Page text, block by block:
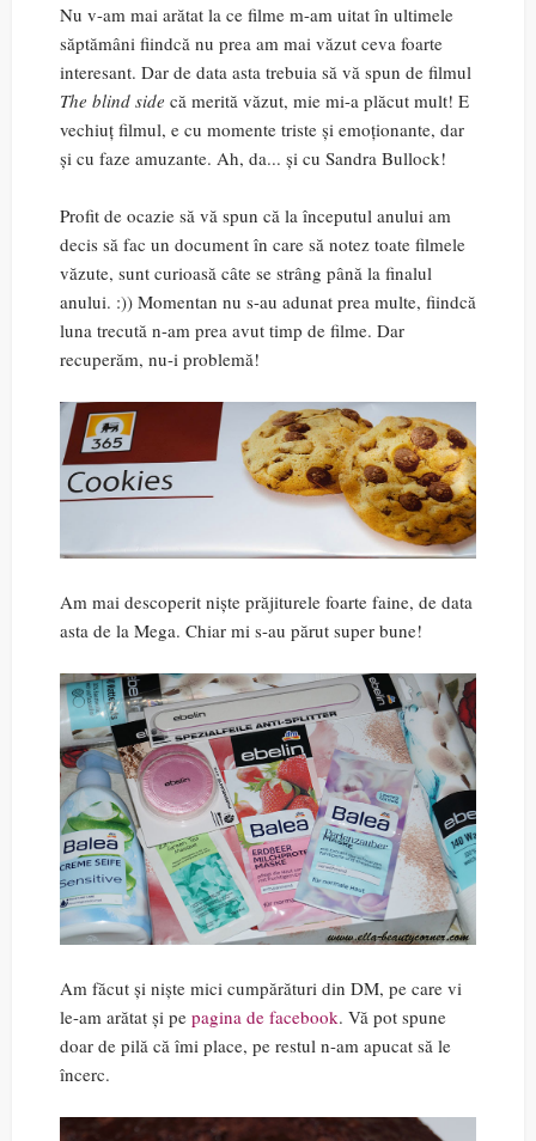
Nu v-am mai arătat la ce filme m-am uitat în ultimele
săptămâni fiindcă nu prea am mai văzut ceva foarte
interesant. Dar de data asta trebuia să vă spun de filmul
The blind side că merită văzut, mie mi-a plăcut mult! E
vechiuț filmul, e cu momente triste și emoționante, dar
și cu faze amuzante. Ah, da... și cu Sandra Bullock!
Profit de ocazie să vă spun că la începutul anului am
decis să fac un document în care să notez toate filmele
văzute, sunt curioasă câte se strâng până la finalul
anului. :)) Momentan nu s-au adunat prea multe, fiindcă
luna trecută n-am prea avut timp de filme. Dar
recuperăm, nu-i problemă!
Am mai descoperit niște prăjiturele foarte faine, de data
asta de la Mega. Chiar mi s-au părut super bune!
Am făcut și niște mici cumpărături din DM, pe care vi
le-am arătat și pe pagina de facebook. Vă pot spune
doar de pilă că îmi place, pe restul n-am apucat să le
încerc.